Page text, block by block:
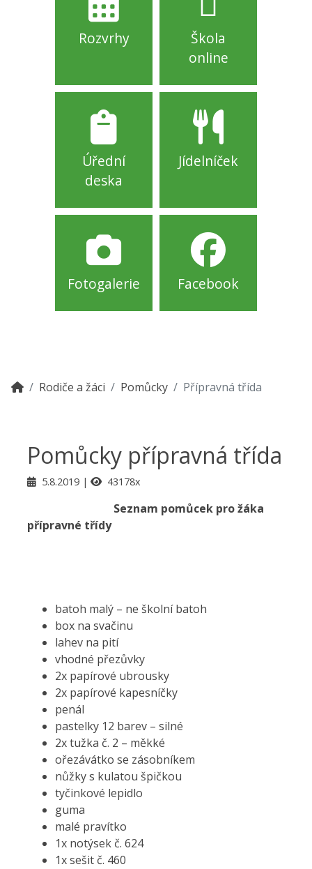
Rozvrhy
Škola
online
Úřední
deska
Jídelníček
Fotogalerie Facebook
Rodiče a žáci Pomůcky Přípravná třída
Pomůcky přípravná třída
5.8.2019 43178x
Seznam pomůcek pro žáka
přípravné třídy
batoh malý – ne školní batoh
box na svačinu
lahev na pití
vhodné přezůvky
2x papírové ubrousky
2x papírové kapesníčky
penál
pastelky 12 barev – silné
2x tužka č. 2 – měkké
ořezávátko se zásobníkem
nůžky s kulatou špičkou
tyčinkové lepidlo
guma
malé pravítko
1x notýsek č. 624
1x sešit č. 460